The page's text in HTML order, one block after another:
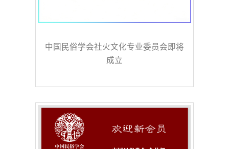
中国民俗学会社火文化专业委员会即将
成立